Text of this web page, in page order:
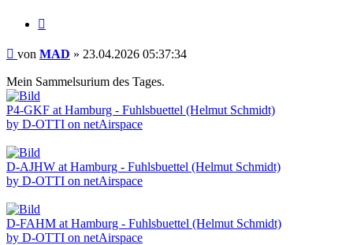
Beitrag
von MAD » 23.04.2026 05:37:34
Mein Sammelsurium des Tages.
P4-GKF at Hamburg - Fuhlsbuettel (Helmut Schmidt)
by D-OTTI on netAirspace
D-AJHW at Hamburg - Fuhlsbuettel (Helmut Schmidt)
by D-OTTI on netAirspace
D-FAHM at Hamburg - Fuhlsbuettel (Helmut Schmidt)
by D-OTTI on netAirspace